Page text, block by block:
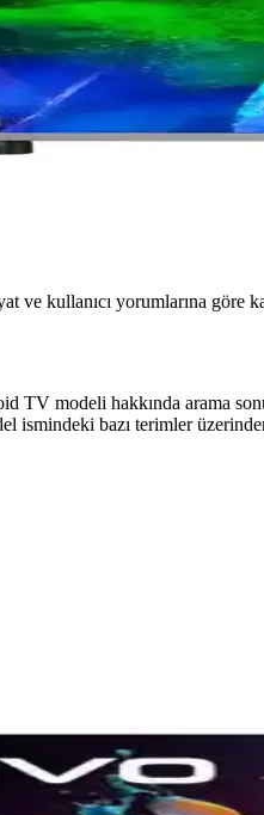
ve kullanıcı yorumlarına göre
modeli hakkında arama
ismindeki bazı terimler
2023: Özellikler ve
en iyi markalar